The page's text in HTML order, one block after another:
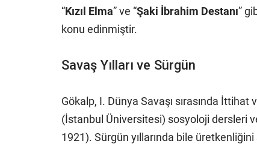
“Kızıl Elma” ve “Şaki İbrahim Destanı”
konu edinmiştir.
Savaş Yılları ve Sürgün
Gökalp, I. Dünya Savaşı sırasında
(İstanbul Üniversitesi) sosyoloji dersleri
1921). Sürgün yıllarında bile